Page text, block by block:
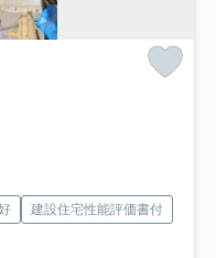
建設住宅性能評価書付